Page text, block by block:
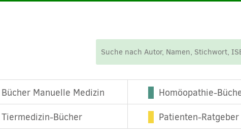
Bücher Manuelle Medizin Homöopathie-
Tiermedizin-Bücher Patienten-Ratgeber